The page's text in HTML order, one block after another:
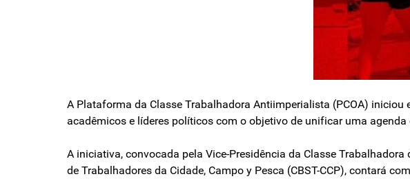
A Plataforma da Classe Trabalhadora Antiimperialista (PCOA)
acadêmicos e líderes políticos com o objetivo de unificar uma
A iniciativa, convocada pela Vice-Presidência da Classe
de Trabalhadores da Cidade, Campo y Pesca (CBST-CCP), contará